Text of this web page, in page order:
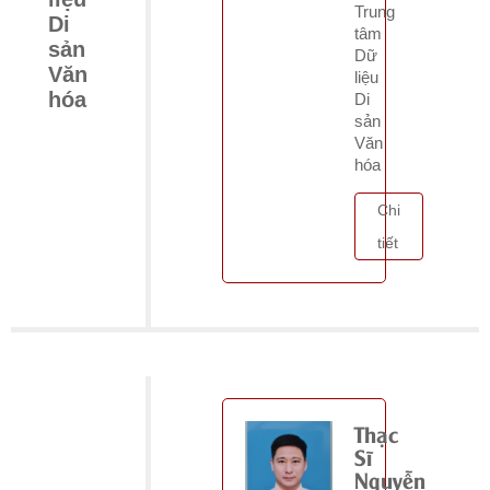
Di
sản
Văn
hóa
Trung
tâm
Dữ
liệu
Di
sản
Văn
hóa
Chi
tiết
Thạc
Sĩ
Nguyễn